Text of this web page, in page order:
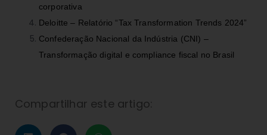
corporativa
Deloitte – Relatório “Tax Transformation Trends 2024”
Confederação Nacional da Indústria (CNI) –
Transformação digital e compliance fiscal no Brasil
Compartilhar este artigo: